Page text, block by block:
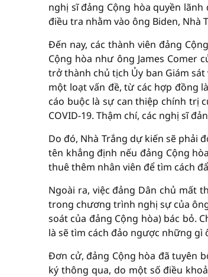
nghị sĩ đảng Cộng hòa quyền
điều tra nhằm vào ông Biden, Nhà
Đến nay, các thành viên đảng
Cộng hòa như ông James Comer
trở thành chủ tịch Ủy ban Giám sát
một loạt vấn đề, từ các hợp đồng
cáo buộc là sự can thiệp chính trị
COVID-19. Thậm chí, các nghị sĩ
Do đó, Nhà Trắng dự kiến sẽ phải
tên khẳng định nếu đảng Cộng
thuê thêm nhân viên để tìm cách
Ngoài ra, việc đảng Dân chủ mất
trong chương trình nghị sự của
soát của đảng Cộng hòa) bác bỏ.
là sẽ tìm cách đảo ngược những
Đơn cử, đảng Cộng hòa đã tuyên
ký thông qua, do một số điều